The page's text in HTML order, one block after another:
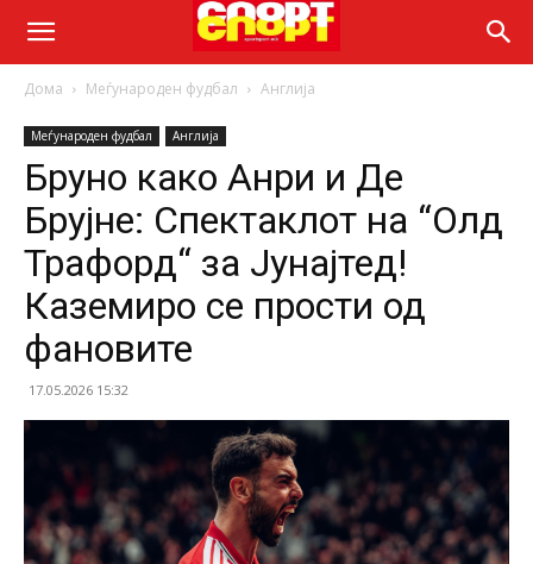
Дома Меѓународен фудбал Англија
Меѓународен фудбал Англија
Бруно како Анри и Де
Брујне: Спектаклот на “Олд
Трафорд“ за Јунајтед!
Каземиро се прости од
фановите
17.05.2026 15:32